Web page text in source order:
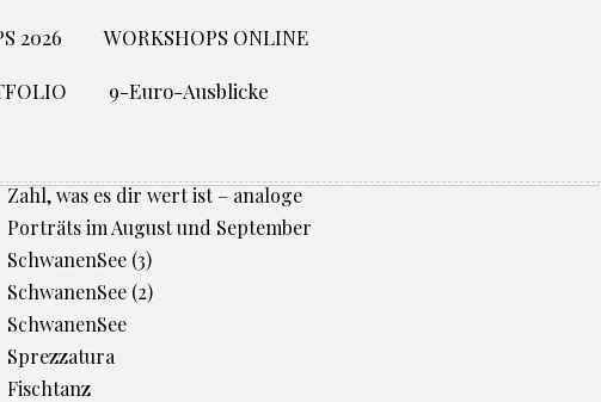
2026 WORKSHOPS ONLINE
9-Euro-Ausblicke
Zahl, was es dir wert ist – analoge
Porträts im August und September
SchwanenSee (3)
SchwanenSee (2)
SchwanenSee
Sprezzatura
Fischtanz